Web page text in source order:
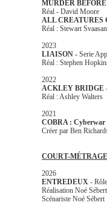
MURDER
Réal - David Moore
ALL CREATURES
Réal : Stewart
2023
LIAISON - Serie
Réal : Stephen
2022
ACKLEY BRIDGE
Réal : Ashley Walters
2021
COBRA : Cyberwar
Créer par Ben
COURT-MÉTRAGE
2026
ENTREDEUX -
Réalisation Noé
Scénariste Noé Sébert